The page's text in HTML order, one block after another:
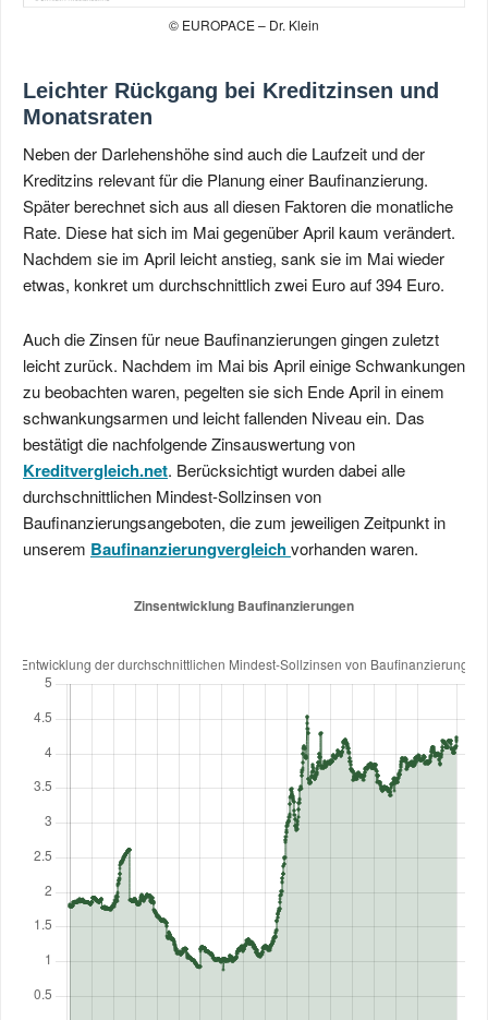
© EUROPACE – Dr. Klein
Leichter Rückgang bei Kreditzinsen und
Monatsraten
Neben der Darlehenshöhe sind auch die Laufzeit und der
Kreditzins relevant für die Planung einer Baufinanzierung.
Später berechnet sich aus all diesen Faktoren die monatliche
Rate. Diese hat sich im Mai gegenüber April kaum verändert.
Nachdem sie im April leicht anstieg, sank sie im Mai wieder
etwas, konkret um durchschnittlich zwei Euro auf 394 Euro.
Auch die Zinsen für neue Baufinanzierungen gingen zuletzt
leicht zurück. Nachdem im Mai bis April einige Schwankungen
zu beobachten waren, pegelten sie sich Ende April in einem
schwankungsarmen und leicht fallenden Niveau ein. Das
bestätigt die nachfolgende Zinsauswertung von
Kreditvergleich.net. Berücksichtigt wurden dabei alle
durchschnittlichen Mindest-Sollzinsen von
Baufinanzierungsangeboten, die zum jeweiligen Zeitpunkt in
unserem Baufinanzierungvergleichvorhanden waren.